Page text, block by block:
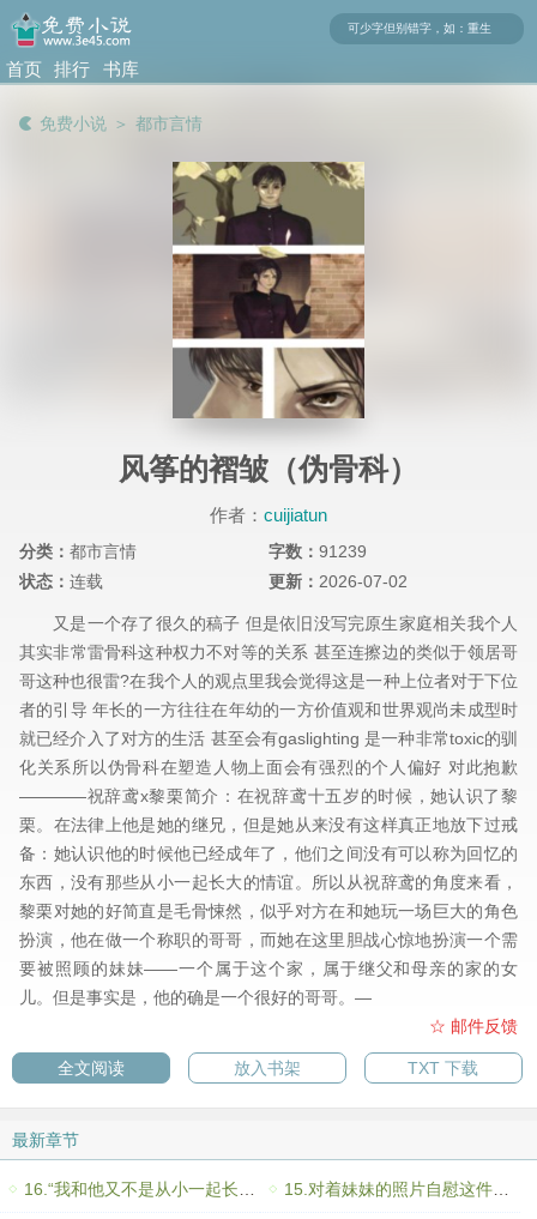
首页
排行
书库
免费小说 ＞ 都市言情
风筝的褶皱（伪骨科）
作者： cuijiatun
分类： 都市言情 字数： 91239
状态： 连载 更新： 2026-07-02
又是一个存了很久的稿子 但是依旧没写完原生家庭相关我个人
其实非常雷骨科这种权力不对等的关系 甚至连擦边的类似于领居哥
哥这种也很雷?在我个人的观点里我会觉得这是一种上位者对于下位
者的引导 年长的一方往往在年幼的一方价值观和世界观尚未成型时
就已经介入了对方的生活 甚至会有gaslighting 是一种非常toxic的驯
化关系所以伪骨科在塑造人物上面会有强烈的个人偏好 对此抱歉
————祝辞鸢x黎栗简介：在祝辞鸢十五岁的时候，她认识了黎
栗。在法律上他是她的继兄，但是她从来没有这样真正地放下过戒
备：她认识他的时候他已经成年了，他们之间没有可以称为回忆的
东西，没有那些从小一起长大的情谊。所以从祝辞鸢的角度来看，
黎栗对她的好简直是毛骨悚然，似乎对方在和她玩一场巨大的角色
扮演，他在做一个称职的哥哥，而她在这里胆战心惊地扮演一个需
要被照顾的妹妹——一个属于这个家，属于继父和母亲的家的女
儿。但是事实是，他的确是一个很好的哥哥。—
☆ 邮件反馈
全文阅读 放入书架 TXT 下载
最新章节
16.“我和他又不是从小一起长大。” 15.对着妹妹的照片自慰这件事他做过多少回